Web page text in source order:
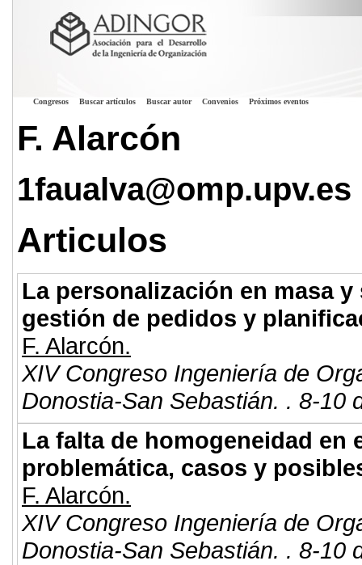
Congresos Buscar artículos Buscar autor Convenios Próximos eventos
F. Alarcón
1faualva@omp.upv.es
Articulos
La personalización en masa
gestión de pedidos y
F. Alarcón.
XIV Congreso Ingeniería de
Donostia-San Sebastián. . 8-10
La falta de homogeneidad en
problemática, casos y
F. Alarcón.
XIV Congreso Ingeniería de
Donostia-San Sebastián. . 8-10